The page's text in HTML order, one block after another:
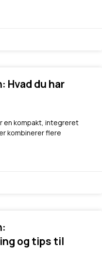
Hvad du har
en kompakt, integreret
kombinerer flere
og tips til